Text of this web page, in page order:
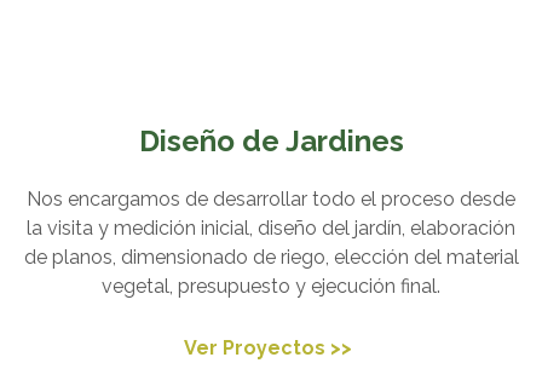
Diseño de Jardines
Nos encargamos de desarrollar todo el proceso desde
la visita y medición inicial, diseño del jardín, elaboración
de planos, dimensionado de riego, elección del material
vegetal, presupuesto y ejecución final.
Ver Proyectos >>